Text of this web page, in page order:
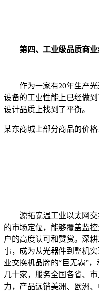
第四、工业级品质商业
作为一家有20年生产光
设备的工业性能上已经做
设计品质上找到了平衡。
某东商城上部分商品的价格
源拓宽温工业以太网交
的市场定位，能够覆盖监
户的高度认可和赞赏。深
事，成为从光器件到整机
业交换机品牌的“巨无霸”
几十家，服务全国各省、
力，产品远销美洲、欧洲